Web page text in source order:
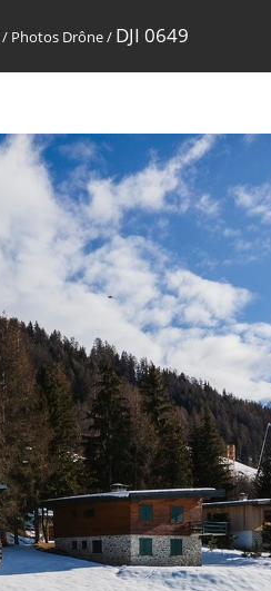
/ Photos Drône/ DJI 0649